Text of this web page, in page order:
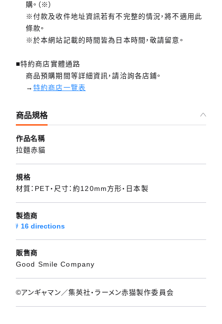
購。（※）
※付款及收件地址資訊若有不完整的情況，將不適用此
條款。
※於本網站記載的時間皆為日本時間，敬請留意。
■特約商店實體通路
商品預購期間等詳細資訊，請洽詢各店鋪。
→特約商店一覽表
商品規格
作品名稱
拉麵赤貓
規格
材質：PET・尺寸：約120mm方形・日本製
製造商
16 directions
販售商
Good Smile Company
©アンギャマン／集英社・ラーメン赤猫製作委員会